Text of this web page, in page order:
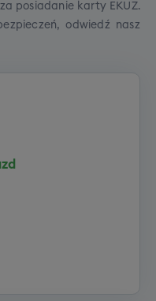
to
z poniższych
na szkolenia
dostosować
prawo odwołania
w przypadku
posiadanie karty EKUZ.
odwiedź nasz